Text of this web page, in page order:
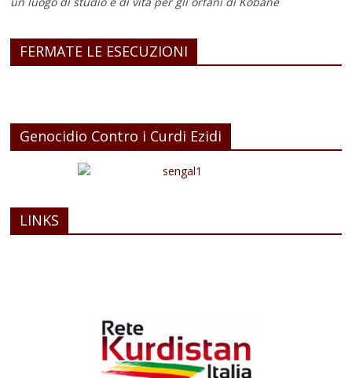
FERMATE LE ESECUZIONI
Genocidio Contro i Curdi Ezidi
LINKS